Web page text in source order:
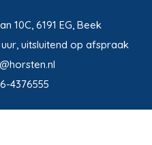
10C, 6191 EG, Beek
uitsluitend op afspraak
4376555